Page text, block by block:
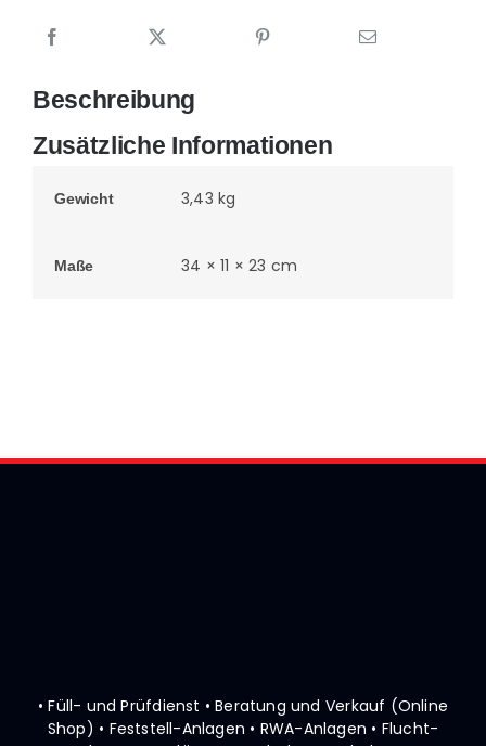
Beschreibung
Zusätzliche Informationen
Gewicht 3,43 kg
Maße 34 × 11 × 23 cm
• Füll- und Prüfdienst • Beratung und Verkauf (Online
Shop) • Feststell-Anlagen • RWA-Anlagen • Flucht-